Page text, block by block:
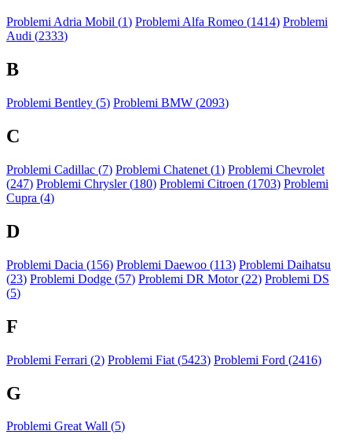
Problemi Adria Mobil (1) Problemi Alfa Romeo (1414) Problemi
Audi (2333)
B
Problemi Bentley (5) Problemi BMW (2093)
C
Problemi Cadillac (7) Problemi Chatenet (1) Problemi Chevrolet
(247) Problemi Chrysler (180) Problemi Citroen (1703) Problemi
Cupra (4)
D
Problemi Dacia (156) Problemi Daewoo (113) Problemi Daihatsu
(23) Problemi Dodge (57) Problemi DR Motor (22) Problemi DS
(5)
F
Problemi Ferrari (2) Problemi Fiat (5423) Problemi Ford (2416)
G
Problemi Great Wall (5)